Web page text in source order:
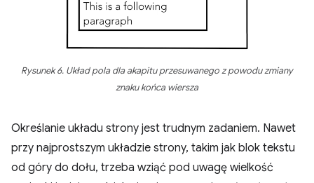
Rysunek 6. Układ pola dla akapitu przesuwanego z powodu zmiany
znaku końca wiersza
Określanie układu strony jest trudnym zadaniem. Nawet
przy najprostszym układzie strony, takim jak blok tekstu
od góry do dołu, trzeba wziąć pod uwagę wielkość